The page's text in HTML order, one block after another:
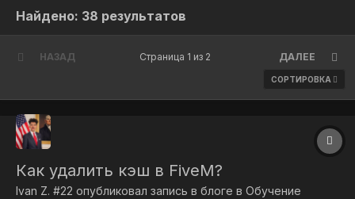
Найдено: 38 результатов
НАЗАД ДАЛЕЕ
Страница 1 из 2
СОРТИРОВКА
Как удалить кэш в FiveM?
Ivan Z. #22 опубликовал запись в блоге в Обучение